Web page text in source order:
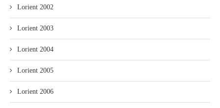
Lorient 2002
Lorient 2003
Lorient 2004
Lorient 2005
Lorient 2006